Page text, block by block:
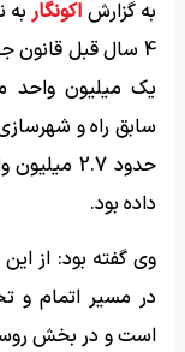
به گزارش اکونگاربه
4 سال قبل
یک میلیون واحد
سابق راه و
حدود 2.7
داده بود.
در مسیر اتمام و